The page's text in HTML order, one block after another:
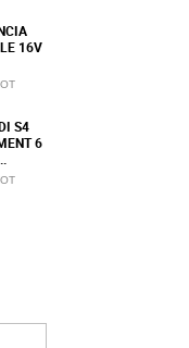
16V
S4
6